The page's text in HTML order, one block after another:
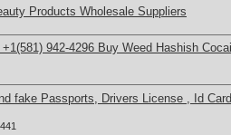
Products Wholesale Suppliers
942-4296 Buy Weed Hashish
fake Passports, Drivers License , Id